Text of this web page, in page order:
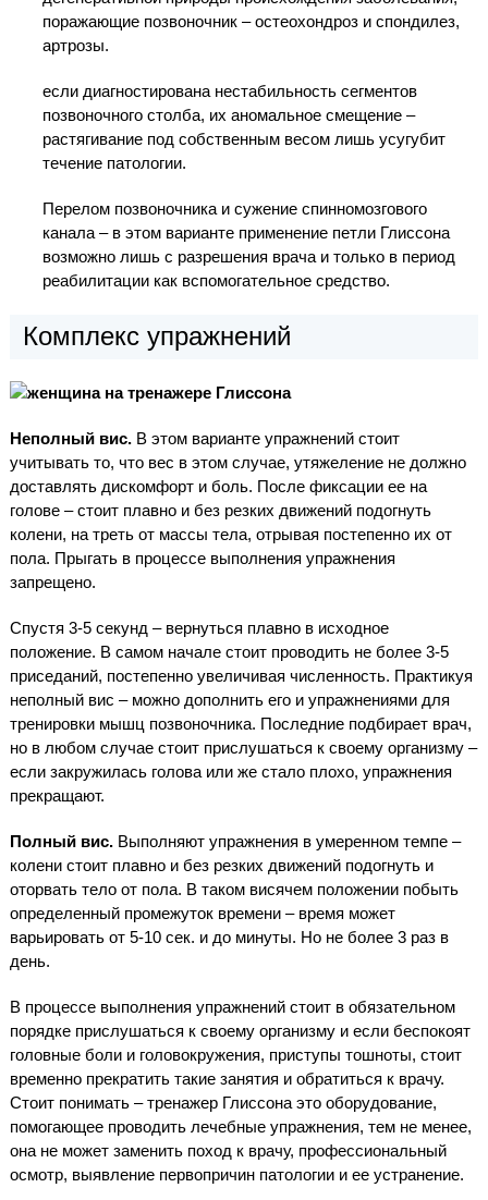
поражающие позвоночник – остеохондроз и спондилез,
артрозы.
если диагностирована нестабильность сегментов
позвоночного столба, их аномальное смещение –
растягивание под собственным весом лишь усугубит
течение патологии.
Перелом позвоночника и сужение спинномозгового
канала – в этом варианте применение петли Глиссона
возможно лишь с разрешения врача и только в период
реабилитации как вспомогательное средство.
Комплекс упражнений
Неполный вис. В этом варианте упражнений стоит
учитывать то, что вес в этом случае, утяжеление не должно
доставлять дискомфорт и боль. После фиксации ее на
голове – стоит плавно и без резких движений подогнуть
колени, на треть от массы тела, отрывая постепенно их от
пола. Прыгать в процессе выполнения упражнения
запрещено.
Спустя 3-5 секунд – вернуться плавно в исходное
положение. В самом начале стоит проводить не более 3-5
приседаний, постепенно увеличивая численность. Практикуя
неполный вис – можно дополнить его и упражнениями для
тренировки мышц позвоночника. Последние подбирает врач,
но в любом случае стоит прислушаться к своему организму –
если закружилась голова или же стало плохо, упражнения
прекращают.
Полный вис. Выполняют упражнения в умеренном темпе –
колени стоит плавно и без резких движений подогнуть и
оторвать тело от пола. В таком висячем положении побыть
определенный промежуток времени – время может
варьировать от 5-10 сек. и до минуты. Но не более 3 раз в
день.
В процессе выполнения упражнений стоит в обязательном
порядке прислушаться к своему организму и если беспокоят
головные боли и головокружения, приступы тошноты, стоит
временно прекратить такие занятия и обратиться к врачу.
Стоит понимать – тренажер Глиссона это оборудование,
помогающее проводить лечебные упражнения, тем не менее,
она не может заменить поход к врачу, профессиональный
осмотр, выявление первопричин патологии и ее устранение.